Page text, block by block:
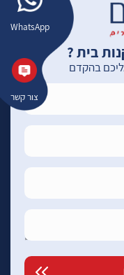
WhatsApp
צור קשר
בית ?
בהקדם